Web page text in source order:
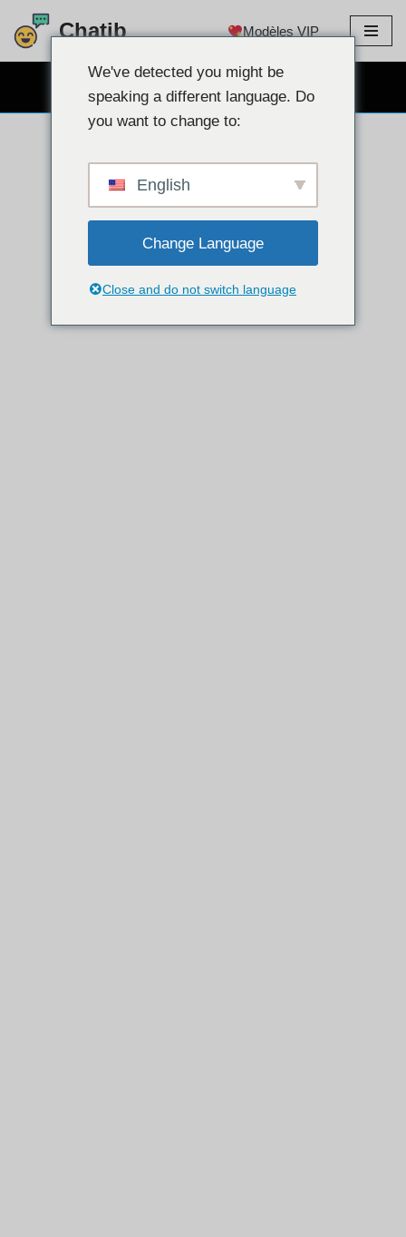
Aller
Chatib Modèles VIP
We've detected you might be
speaking a different language. Do
you want to change to:
English
Change Language
Close and do not switch language